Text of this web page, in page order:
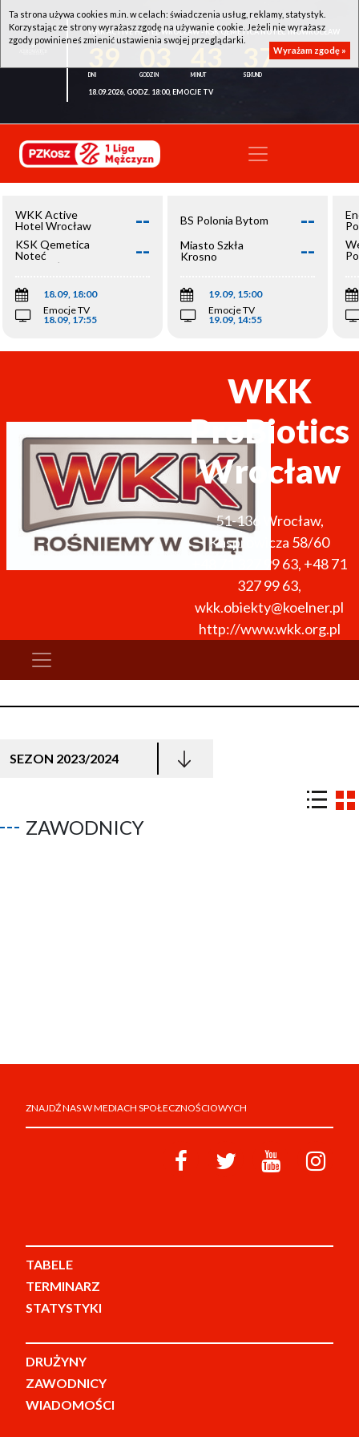
WKK ACTIVE HOTEL WROCŁAW - KSK QEMETICA NOTEĆ INOWROCŁAW
37
18.09.2026, GODZ. 18:00, EMOCJE TV
WKK Active
Hotel Wrocław
--
KSK Qemetica
Noteć
Inowrocław
--
18.09, 18:00
Emocje TV
18.09, 17:55
BS Polonia Bytom --
Miasto Szkła
Krosno
--
19.09, 15:00
Emocje TV
19.09, 14:55
WKK
ProBiotics
Wrocław
51-136 Wrocław,
Kasprowicza 58/60
+48 71 327 99 63, +48 71
327 99 63,
wkk.obiekty@koelner.pl
http://www.wkk.org.pl
SEZON 2023/2024
ZAWODNICY
ZNAJDŹ NAS W MEDIACH SPOŁECZNOŚCIOWYCH
TABELE
TERMINARZ
STATYSTYKI
DRUŻYNY
ZAWODNICY
WIADOMOŚCI
Ta strona używa cookies m.in. w celach: świadczenia usług, reklamy, statystyk.
Korzystając ze strony wyrażasz zgodę na używanie cookie. Jeżeli nie wyrażasz
zgody powinieneś zmienić ustawienia swojej przeglądarki.
Wyrażam zgodę »